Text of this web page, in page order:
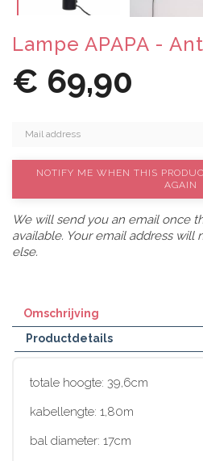
Lampe APAPA -
€ 69,90
NOTIFY ME WHEN THIS
AGAIN
We will send you an email once
available. Your email address will
else.
Omschrijving
Productdetails
totale hoogte: 39,6cm
kabellengte: 1,80m
bal diameter: 17cm